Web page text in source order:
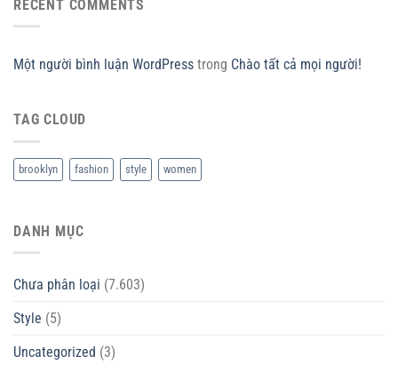
RECENT COMMENTS
Một người bình luận WordPress trong Chào tất cả mọi người!
TAG CLOUD
brooklyn fashion style women
DANH MỤC
Chưa phân loại (7.603)
Style (5)
Uncategorized (3)